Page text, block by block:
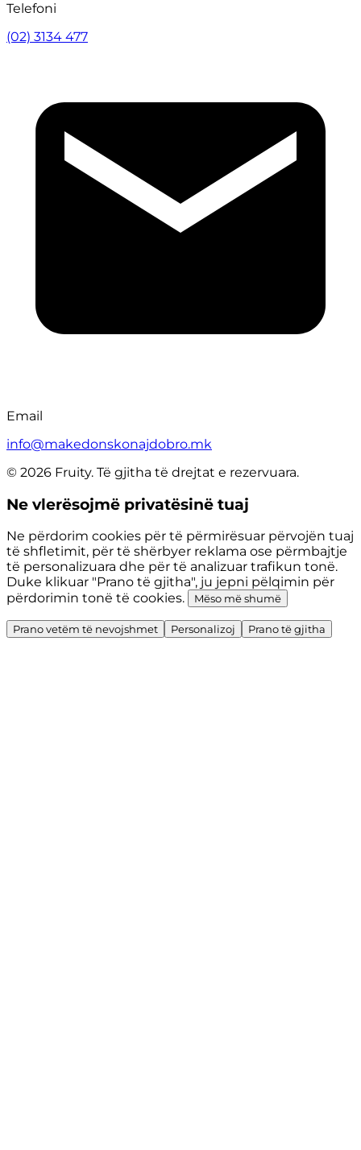
Telefoni
(02) 3134 477
Email
info@makedonskonajdobro.mk
© 2026 Fruity. Të gjitha të drejtat e rezervuara.
Ne vlerësojmë privatësinë tuaj
Ne përdorim cookies për të përmirësuar përvojën tuaj
të shfletimit, për të shërbyer reklama ose përmbajtje
të personalizuara dhe për të analizuar trafikun tonë.
Duke klikuar "Prano të gjitha", ju jepni pëlqimin për
përdorimin tonë të cookies.
Mëso më shumë
Prano vetëm të nevojshmet Personalizoj Prano të gjitha